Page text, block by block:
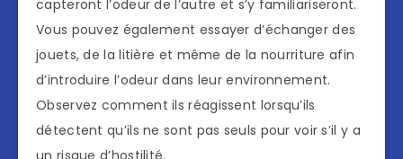
capteront l’odeur de l’autre et s’y familiariseront.
Vous pouvez également essayer d’échanger des
jouets, de la litière et même de la nourriture afin
d’introduire l’odeur dans leur environnement.
Observez comment ils réagissent lorsqu’ils
détectent qu’ils ne sont pas seuls pour voir s’il y a
un risque d’hostilité.